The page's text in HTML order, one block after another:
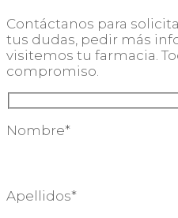
Contáctanos para
tus dudas, pedir más
visitemos tu farmacia.
compromiso.
Nombre*
Apellidos*